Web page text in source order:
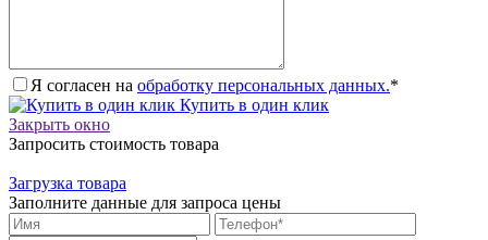
Я согласен на обработку персональных данных.*
Купить в один клик
Закрыть окно
Запросить стоимость товара
Загрузка товара
Заполните данные для запроса цены